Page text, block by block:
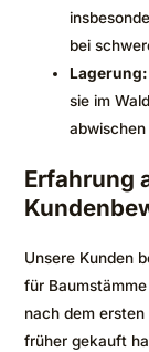
bei
Lagerung:
sie im
Erfahrung
Unsere Kunden
für
nach dem
früher gekauft